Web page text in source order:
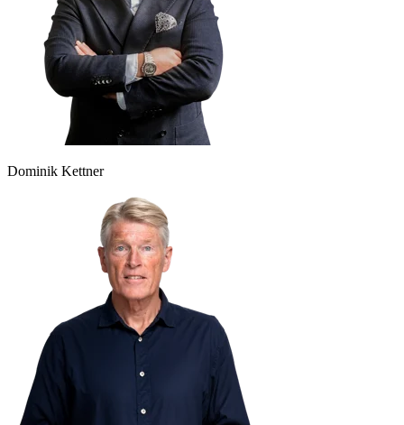
Dominik Kettner